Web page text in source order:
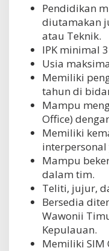
Pendidikan
diutamakan
atau Teknik.
IPK minimal
Usia
Memiliki
tahun di
Mampu
Office)
Memiliki
interpersonal
Mampu
dalam tim.
Teliti, jujur,
Bersedia
Wawonii
Kepulauan.
Memiliki SIM